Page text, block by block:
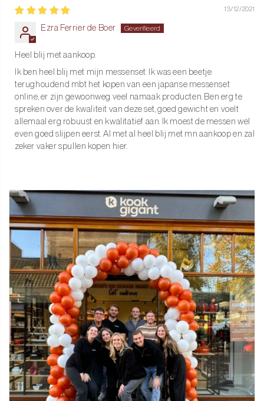
13/12/2021
Ezra Ferrier de Boer
Heel blij met aankoop.
Ik ben heel blij met mijn messenset. Ik was een beetje
terughoudend mbt het kopen van een japanse messenset
online, er zijn gewoonweg veel namaak producten. Ben erg te
spreken over de kwaliteit van deze set, goed gewicht en voelt
allemaal erg robuust en kwalitatief aan. Ik moest de messen wel
even goed slijpen eerst. Al met al heel blij met mn aankoop en zal
zeker vaker spullen kopen hier.